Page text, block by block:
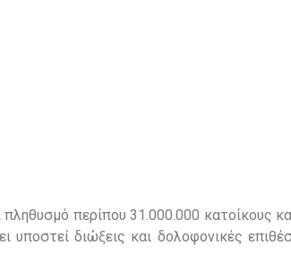
περίπου 31.000.000 κατοίκους
υποστεί διώξεις και δολοφονικές